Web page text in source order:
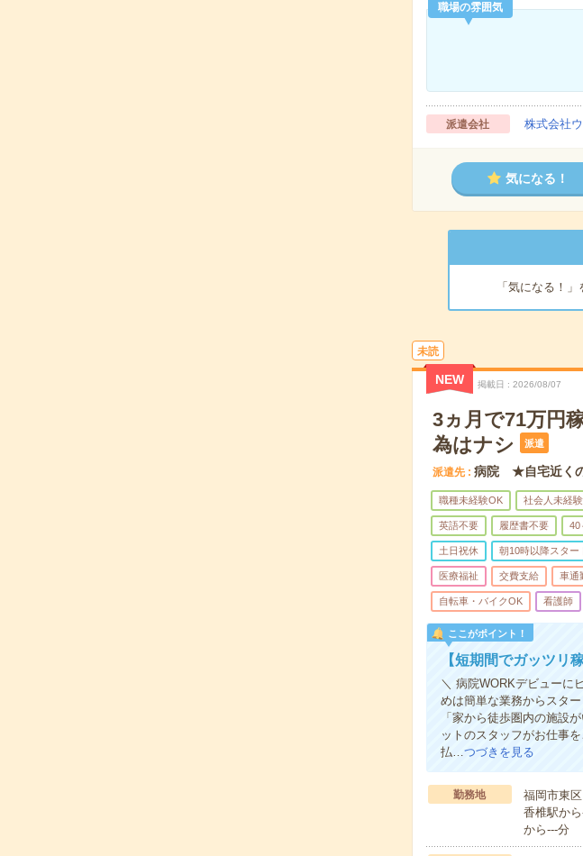
職場の雰囲気
派遣会社 株式会社
気になる！
「気になる！
未読
NEW 掲載日 2026/08/07
3ヵ月で71万円
為はナシ
派遣
派遣先 病院 ★自宅近くの
職種未経験OK 社会人未経
英語不要 履歴書不要 40
土日祝休 朝10時以降スター
医療福祉 交費支給 車通
自転車・バイクOK 看護師
ここがポイント！
【短期間でガッツリ
＼ 病院WORKデビューに
めは簡単な業務からスタ
「家から徒歩圏内の施設
ットのスタッフがお仕事
払… つづきを見る
勤務地
福岡市東区
香椎駅か
から---分